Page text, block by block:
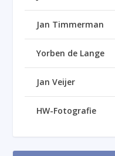
Jan Timmerman
Yorben de Lange
Jan Veijer
HW-Fotografie